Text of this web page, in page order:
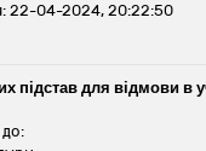
22-04-2024, 20:22:50
підстав для відмови в